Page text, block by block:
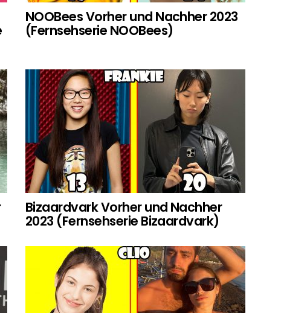
NOOBees Vorher und Nachher 2023
(Fernsehserie NOOBees)
Bizaardvark Vorher und Nachher
2023 (Fernsehserie Bizaardvark)